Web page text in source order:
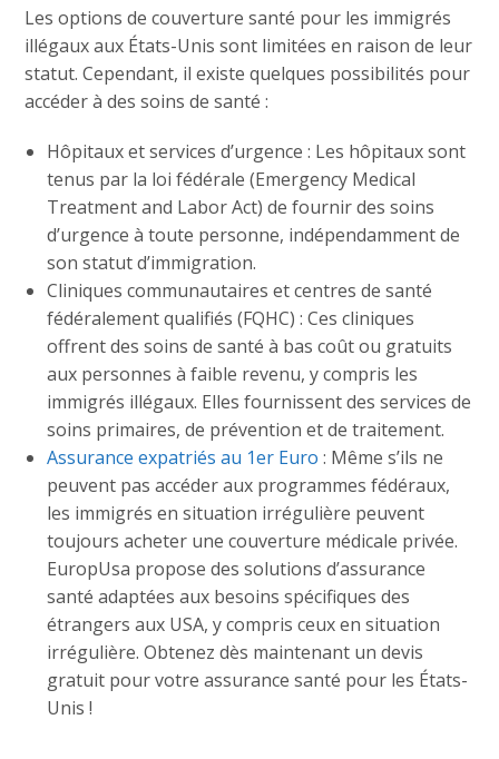
Les options de couverture santé pour les immigrés
illégaux aux États-Unis sont limitées en raison de leur
statut. Cependant, il existe quelques possibilités pour
accéder à des soins de santé :
Hôpitaux et services d’urgence : Les hôpitaux sont
tenus par la loi fédérale (Emergency Medical
Treatment and Labor Act) de fournir des soins
d’urgence à toute personne, indépendamment de
son statut d’immigration.
Cliniques communautaires et centres de santé
fédéralement qualifiés (FQHC) : Ces cliniques
offrent des soins de santé à bas coût ou gratuits
aux personnes à faible revenu, y compris les
immigrés illégaux. Elles fournissent des services de
soins primaires, de prévention et de traitement.
Assurance expatriés au 1er Euro : Même s’ils ne
peuvent pas accéder aux programmes fédéraux,
les immigrés en situation irrégulière peuvent
toujours acheter une couverture médicale privée.
EuropUsa propose des solutions d’assurance
santé adaptées aux besoins spécifiques des
étrangers aux USA, y compris ceux en situation
irrégulière. Obtenez dès maintenant un devis
gratuit pour votre assurance santé pour les États-
Unis !